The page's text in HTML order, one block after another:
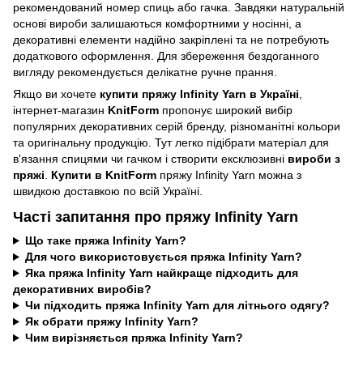
рекомендований номер спиць або гачка. Завдяки натуральній
основі вироби залишаються комфортними у носінні, а
декоративні елементи надійно закріплені та не потребують
додаткового оформлення. Для збереження бездоганного
вигляду рекомендується делікатне ручне прання.
Якщо ви хочете купити пряжу Infinity Yarn в Україні,
інтернет-магазин KnitForm пропонує широкий вибір
популярних декоративних серій бренду, різноманітні кольори
та оригінальну продукцію. Тут легко підібрати матеріал для
в'язання спицями чи гачком і створити ексклюзивні вироби з
пряжі. Купити в KnitForm пряжу Infinity Yarn можна з
швидкою доставкою по всій Україні.
Часті запитання про пряжу Infinity Yarn
Що таке пряжа Infinity Yarn?
Для чого використовується пряжа Infinity Yarn?
Яка пряжа Infinity Yarn найкраще підходить для
декоративних виробів?
Чи підходить пряжа Infinity Yarn для літнього одягу?
Як обрати пряжу Infinity Yarn?
Чим вирізняється пряжа Infinity Yarn?